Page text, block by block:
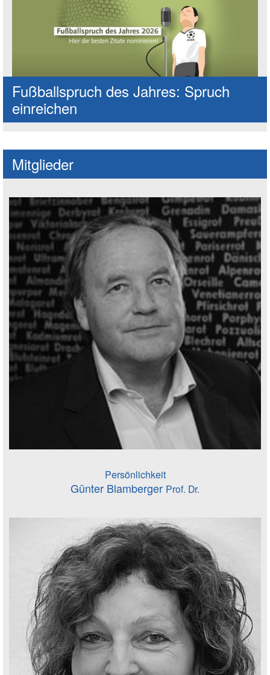
Fußballspruch des Jahres: Spruch
einreichen
Mitglieder
Persönlichkeit
Günter Blamberger Prof. Dr.